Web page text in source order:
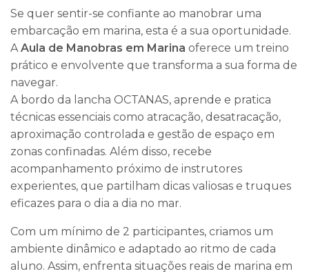
Se quer sentir-se confiante ao manobrar uma
embarcação em marina, esta é a sua oportunidade.
AAula de Manobras em Marina oferece um treino
prático e envolvente que transforma a sua forma de
navegar.
A bordo da lancha OCTANAS, aprende e pratica
técnicas essenciais como atracação, desatracação,
aproximação controlada e gestão de espaço em
zonas confinadas. Além disso, recebe
acompanhamento próximo de instrutores
experientes, que partilham dicas valiosas e truques
eficazes para o dia a dia no mar.
Com um mínimo de 2 participantes, criamos um
ambiente dinâmico e adaptado ao ritmo de cada
aluno. Assim, enfrenta situações reais de marina em